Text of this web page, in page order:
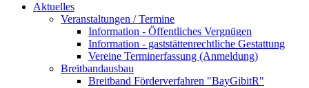
Aktuelles
Veranstaltungen / Termine
Information - Öffentliches Vergnügen
Information - gaststättenrechtliche Gestattung
Vereine Terminerfassung (Anmeldung)
Breitbandausbau
Breitband Förderverfahren "BayGibitR"